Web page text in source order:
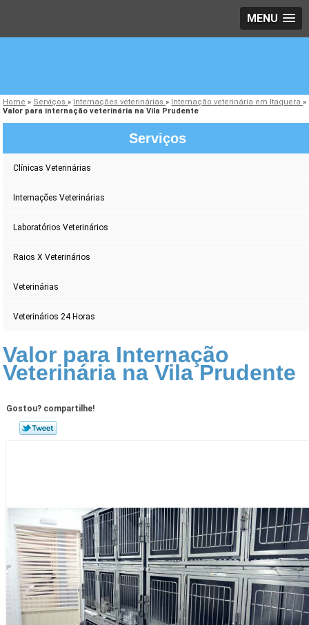
MENU
Home » Serviços» Internações veterinárias» Internação veterinária em Itaquera»
Valor para internação veterinária na Vila Prudente
Serviços
Clínicas Veterinárias
Internações Veterinárias
Laboratórios Veterinários
Raios X Veterinários
Veterinárias
Veterinários 24 Horas
Valor para Internação
Veterinária na Vila Prudente
Gostou? compartilhe!